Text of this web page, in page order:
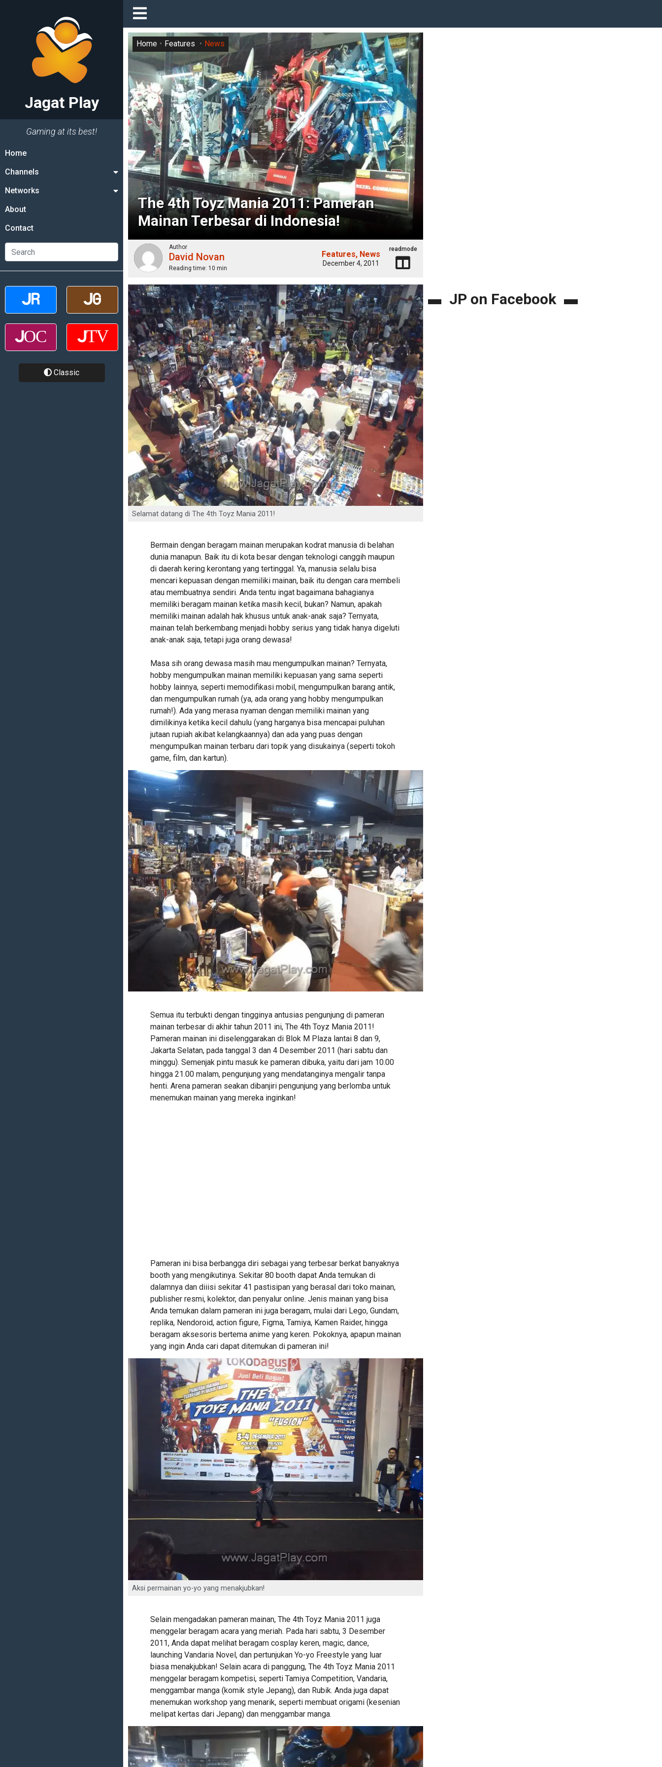
Jagat Play
Gaming at its best!
Home
Channels
Networks
About
Contact
Classic
The 4th Toyz Mania 2011: Pameran
Mainan Terbesar di Indonesia!
Home Features News
Author
David Novan
Reading time: 10 min
Features News
December 4, 2011
readmode
Selamat datang di The 4th Toyz Mania 2011!
Bermain dengan beragam mainan merupakan kodrat manusia di belahan
dunia manapun. Baik itu di kota besar dengan teknologi canggih maupun
di daerah kering kerontang yang tertinggal. Ya, manusia selalu bisa
mencari kepuasan dengan memiliki mainan, baik itu dengan cara membeli
atau membuatnya sendiri. Anda tentu ingat bagaimana bahagianya
memiliki beragam mainan ketika masih kecil, bukan? Namun, apakah
memiliki mainan adalah hak khusus untuk anak-anak saja? Ternyata,
mainan telah berkembang menjadi hobby serius yang tidak hanya digeluti
anak-anak saja, tetapi juga orang dewasa!
Masa sih orang dewasa masih mau mengumpulkan mainan? Ternyata,
hobby mengumpulkan mainan memiliki kepuasan yang sama seperti
hobby lainnya, seperti memodifikasi mobil, mengumpulkan barang antik,
dan mengumpulkan rumah (ya, ada orang yang hobby mengumpulkan
rumah!). Ada yang merasa nyaman dengan memiliki mainan yang
dimilikinya ketika kecil dahulu (yang harganya bisa mencapai puluhan
jutaan rupiah akibat kelangkaannya) dan ada yang puas dengan
mengumpulkan mainan terbaru dari topik yang disukainya (seperti tokoh
game, film, dan kartun).
Semua itu terbukti dengan tingginya antusias pengunjung di pameran
mainan terbesar di akhir tahun 2011 ini, The 4th Toyz Mania 2011!
Pameran mainan ini diselenggarakan di Blok M Plaza lantai 8 dan 9,
Jakarta Selatan, pada tanggal 3 dan 4 Desember 2011 (hari sabtu dan
minggu). Semenjak pintu masuk ke pameran dibuka, yaitu dari jam 10.00
hingga 21.00 malam, pengunjung yang mendatanginya mengalir tanpa
henti. Arena pameran seakan dibanjiri pengunjung yang berlomba untuk
menemukan mainan yang mereka inginkan!
Pameran ini bisa berbangga diri sebagai yang terbesar berkat banyaknya
booth yang mengikutinya. Sekitar 80 booth dapat Anda temukan di
dalamnya dan diiisi sekitar 41 pastisipan yang berasal dari toko mainan,
publisher resmi, kolektor, dan penyalur online. Jenis mainan yang bisa
Anda temukan dalam pameran ini juga beragam, mulai dari Lego, Gundam,
replika, Nendoroid, action figure, Figma, Tamiya, Kamen Raider, hingga
beragam aksesoris bertema anime yang keren. Pokoknya, apapun mainan
yang ingin Anda cari dapat ditemukan di pameran ini!
Aksi permainan yo-yo yang menakjubkan!
Selain mengadakan pameran mainan, The 4th Toyz Mania 2011 juga
menggelar beragam acara yang meriah. Pada hari sabtu, 3 Desember
2011, Anda dapat melihat beragam cosplay keren, magic, dance,
launching Vandaria Novel, dan pertunjukan Yo-yo Freestyle yang luar
biasa menakjubkan! Selain acara di panggung, The 4th Toyz Mania 2011
menggelar beragam kompetisi, seperti Tamiya Competition, Vandaria,
menggambar manga (komik style Jepang), dan Rubik. Anda juga dapat
menemukan workshop yang menarik, seperti membuat origami (kesenian
melipat kertas dari Jepang) dan menggambar manga.
JP on Facebook